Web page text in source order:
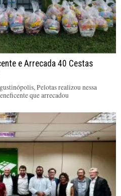
e Arrecada 40 Cestas
Pelotas realizou nessa
que arrecadou